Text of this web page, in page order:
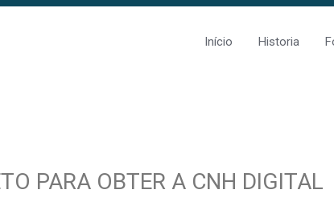
Início Historia
PARA OBTER A CNH DIGITAL